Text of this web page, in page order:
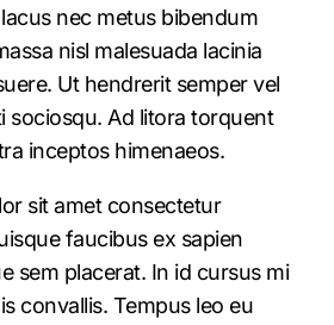
nec metus bibendum
nisl malesuada lacinia
Ut hendrerit semper vel
sociosqu. Ad litora torquent
inceptos himenaeos.
sit amet consectetur
faucibus ex sapien
sem placerat. In id cursus mi
convallis. Tempus leo eu